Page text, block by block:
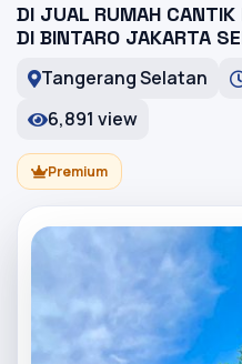
DI JUAL RUMAH
DI BINTARO JAKARTA
Tangerang Selatan
6,891 view
Premium